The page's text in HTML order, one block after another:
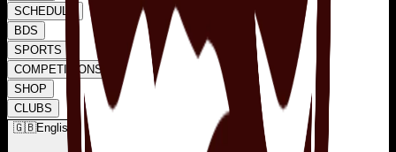
SCHEDULE
BDS
SPORTS
COMPETITIONS
SHOP
CLUBS
🇬🇧English